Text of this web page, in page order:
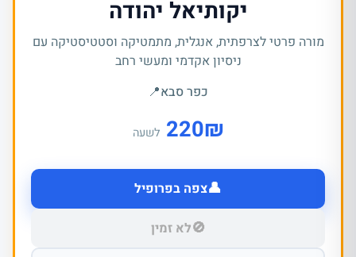
יקותיאל יהודה
מורה פרטי לצרפתית, אנגלית, מתמטיקה וסטטיסטיקה עם
ניסיון אקדמי ומעשי רחב
כפר סבא📍
₪
220 לשעה
👤צפה בפרופיל
🚫לא זמין